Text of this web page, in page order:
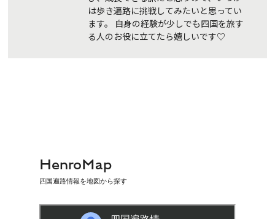
は歩き遍路に挑戦してみたいと思ってい
ます。 自身の経験が少しでも四国を旅す
る人のお役に立てたら嬉しいです♡
HenroMap
四国遍路情報を地図から探す